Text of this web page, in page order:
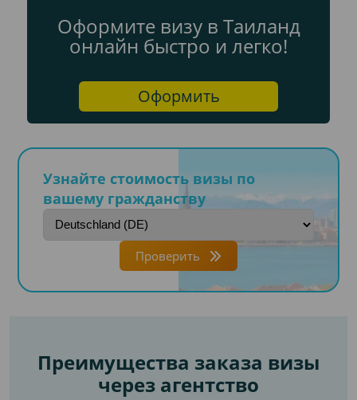
Оформите визу в Таиланд
онлайн быстро и легко!
Оформить
Узнайте стоимость визы по
вашему гражданству
Проверить
Преимущества заказа визы
через агентство